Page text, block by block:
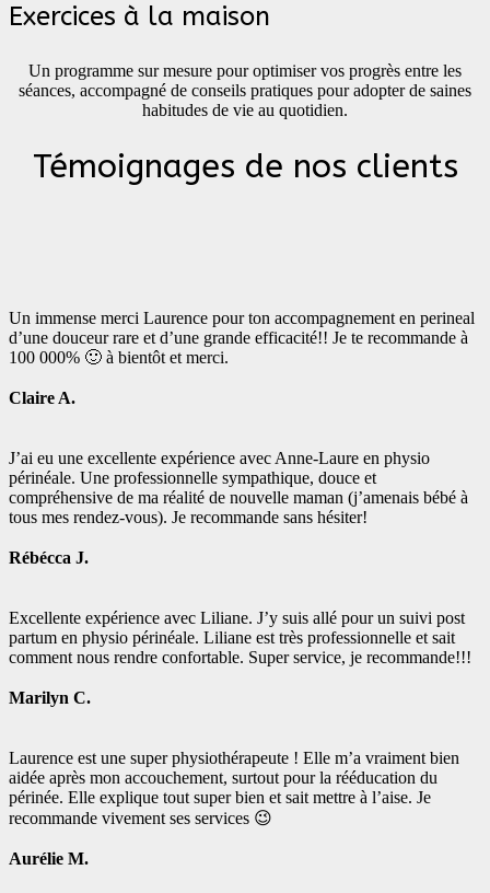
Exercices à la maison
Un programme sur mesure pour optimiser vos progrès entre les
séances, accompagné de conseils pratiques pour adopter de saines
habitudes de vie au quotidien.
Témoignages de nos clients
Un immense merci Laurence pour ton accompagnement en perineal
d’une douceur rare et d’une grande efficacité!! Je te recommande à
100 000% 🙂 à bientôt et merci.
Claire A.
J’ai eu une excellente expérience avec Anne-Laure en physio
périnéale. Une professionnelle sympathique, douce et
compréhensive de ma réalité de nouvelle maman (j’amenais bébé à
tous mes rendez-vous). Je recommande sans hésiter!
Rébécca J.
Excellente expérience avec Liliane. J’y suis allé pour un suivi post
partum en physio périnéale. Liliane est très professionnelle et sait
comment nous rendre confortable. Super service, je recommande!!!
Marilyn C.
Laurence est une super physiothérapeute ! Elle m’a vraiment bien
aidée après mon accouchement, surtout pour la rééducation du
périnée. Elle explique tout super bien et sait mettre à l’aise. Je
recommande vivement ses services 😉
Aurélie M.